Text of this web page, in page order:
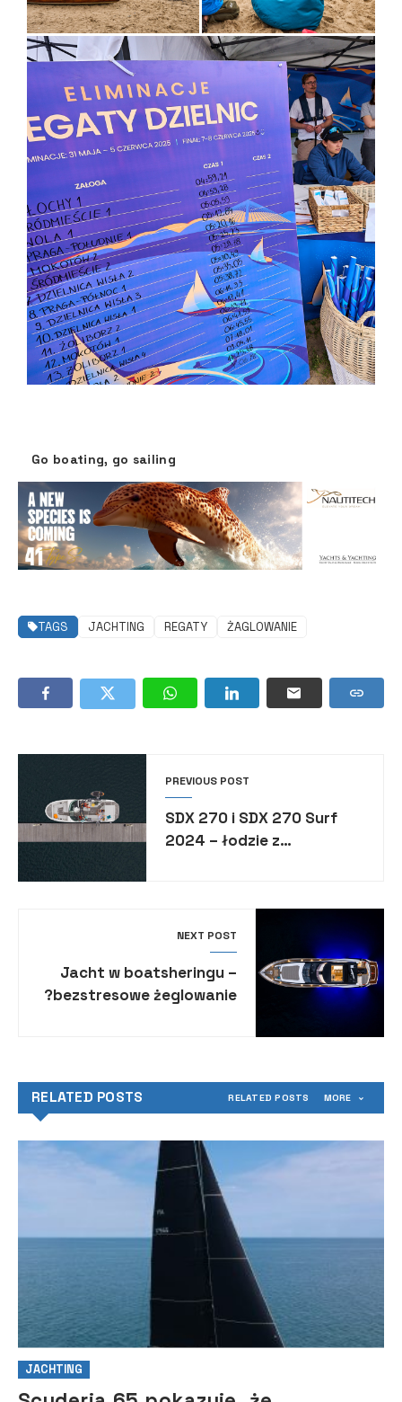
Go boating, go sailing
TAGS JACHTING REGATY ŻAGLOWANIE
PREVIOUS POST
SDX 270 i SDX 270 Surf
2024 – łodzie z
NEXT POST
Jacht w boatsheringu –
bezstresowe żeglowanie?
RELATED POSTS RELATED POSTS MORE
JACHTING